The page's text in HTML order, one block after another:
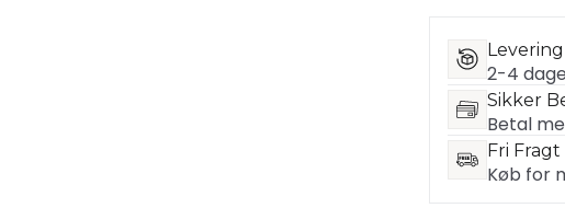
Levering
2-4
Sikker
Betal
Fri Fragt
Køb for